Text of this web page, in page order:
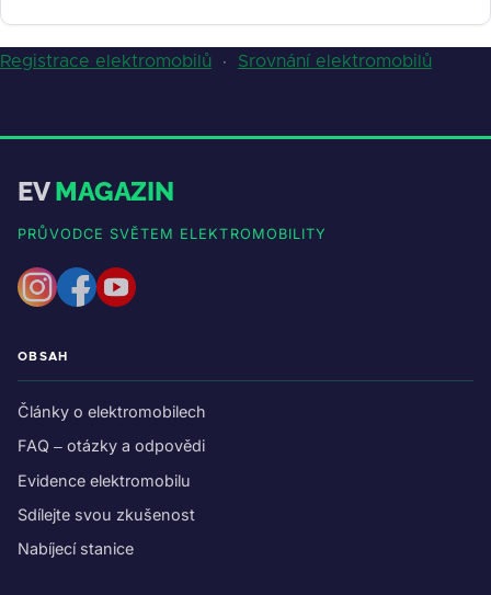
Registrace elektromobilů · Srovnání elektromobilů
EVMAGAZIN
PRŮVODCE SVĚTEM ELEKTROMOBILITY
OBSAH
Články o elektromobilech
FAQ – otázky a odpovědi
Evidence elektromobilu
Sdílejte svou zkušenost
Nabíjecí stanice